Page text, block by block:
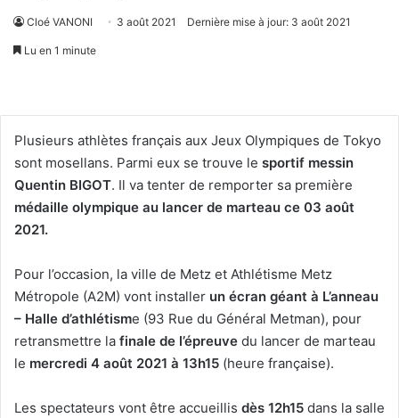
Cloé VANONI 3 août 2021 Dernière mise à jour: 3 août 2021
Lu en 1 minute
Plusieurs athlètes français aux Jeux Olympiques de Tokyo
sont mosellans. Parmi eux se trouve le sportif messin
Quentin BIGOT. Il va tenter de remporter sa première
médaille olympique au lancer de marteau ce 03 août
2021.
Pour l’occasion, la ville de Metz et Athlétisme Metz
Métropole (A2M) vont installer un écran géant à L’anneau
– Halle d’athlétisme (93 Rue du Général Metman), pour
retransmettre la finale de l’épreuve du lancer de marteau
le mercredi 4 août 2021 à 13h15 (heure française).
Les spectateurs vont être accueillis dès 12h15 dans la salle